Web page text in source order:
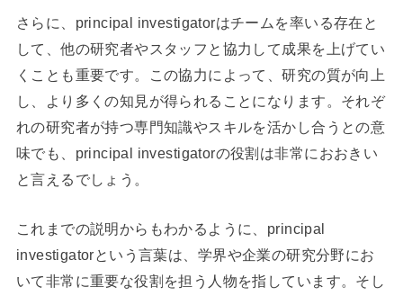
さらに、principal investigatorはチームを率いる存在と
して、他の研究者やスタッフと協力して成果を上げてい
くことも重要です。この協力によって、研究の質が向上
し、より多くの知見が得られることになります。それぞ
れの研究者が持つ専門知識やスキルを活かし合うとの意
味でも、principal investigatorの役割は非常におおきい
と言えるでしょう。
これまでの説明からもわかるように、principal
investigatorという言葉は、学界や企業の研究分野にお
いて非常に重要な役割を担う人物を指しています。そし